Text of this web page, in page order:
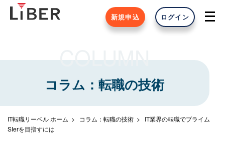
新規申込 ログイン
COLUMN
コラム：転職の技術
IT転職リーベル ホーム コラム：転職の技術
IT業界の転職でプライム
SIerを目指すには